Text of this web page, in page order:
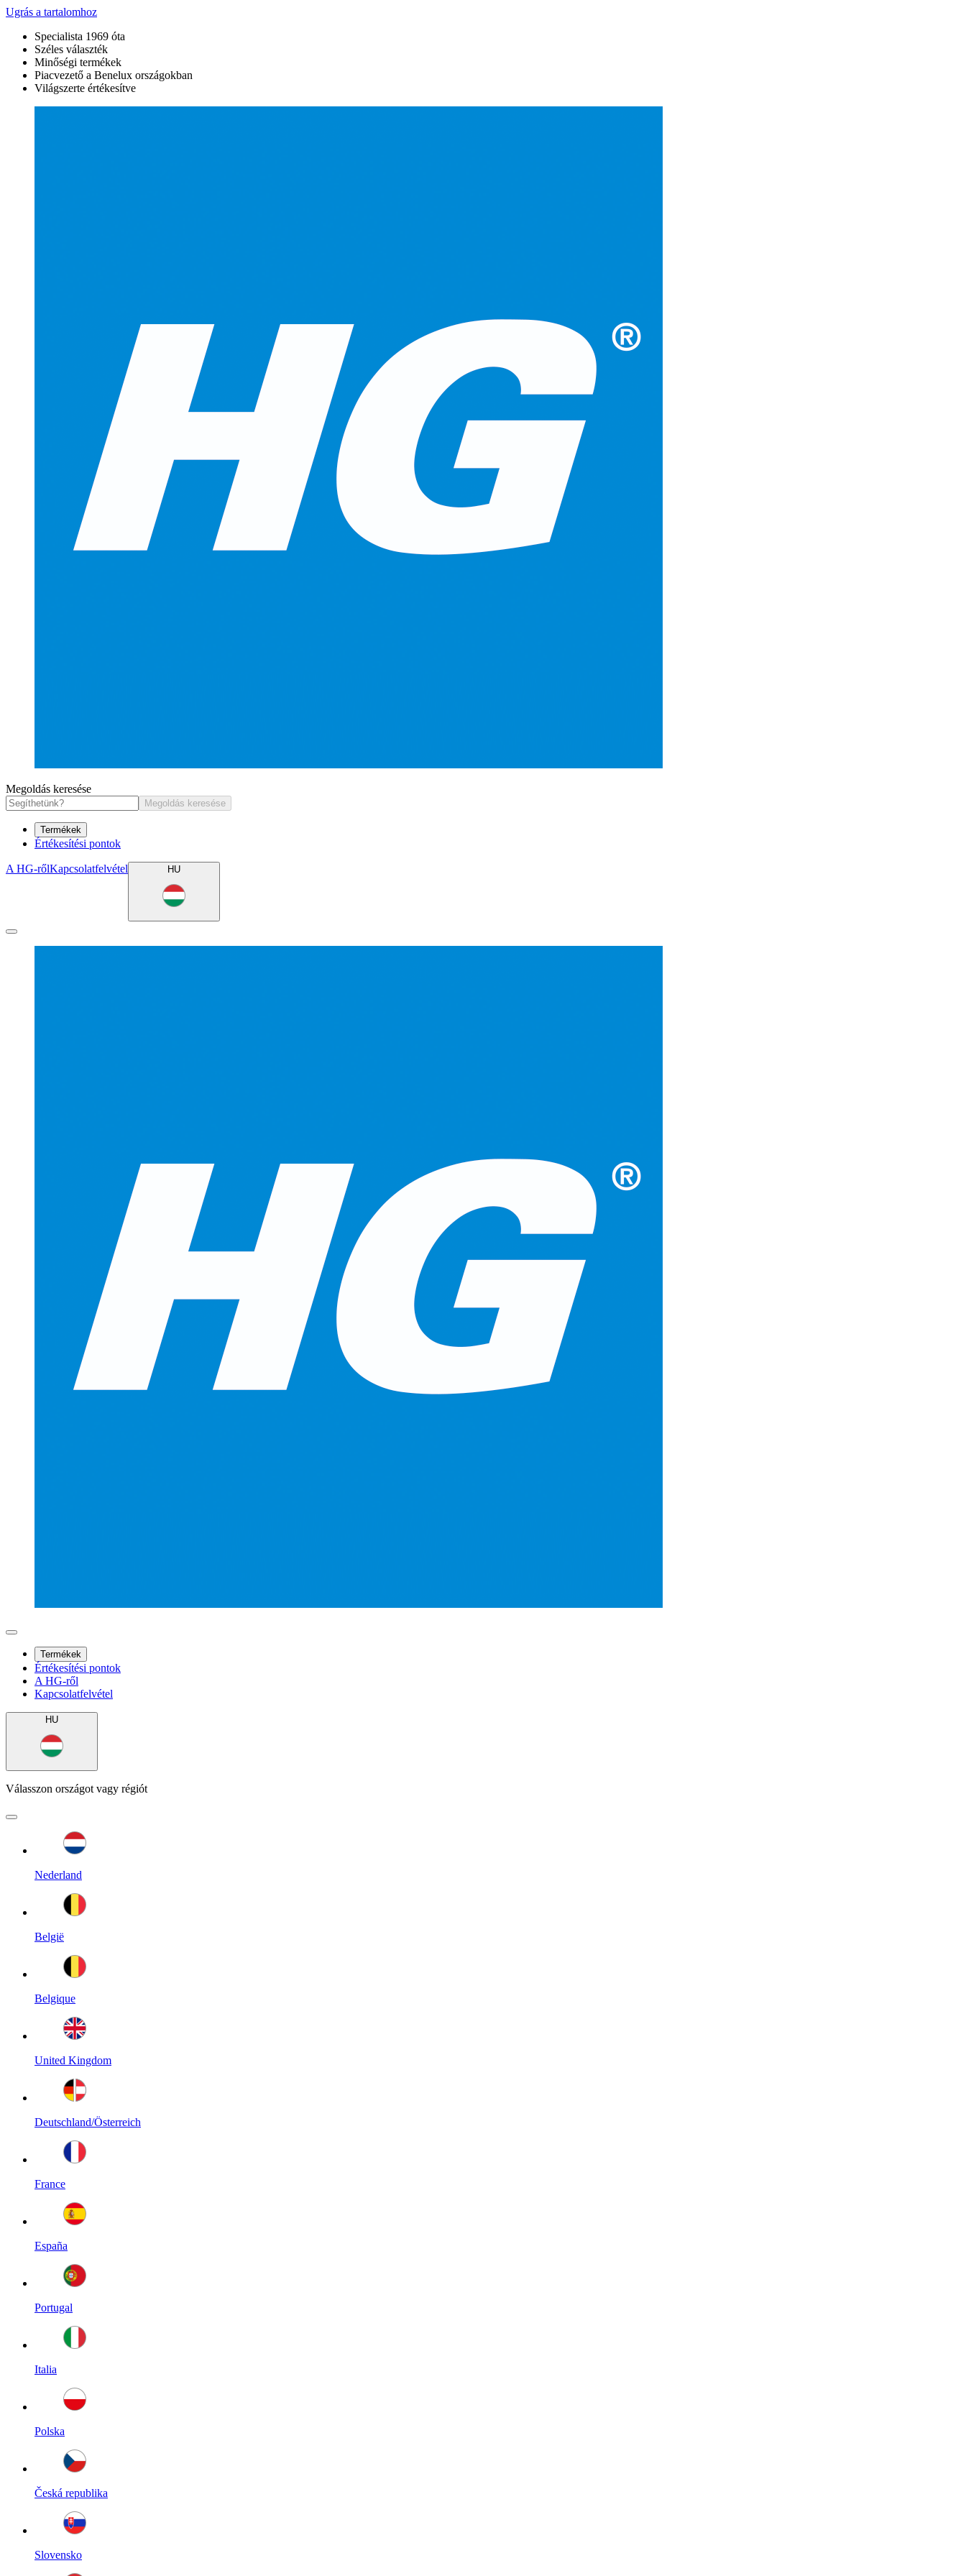
Ugrás a tartalomhoz
Specialista 1969 óta
Széles választék
Minőségi termékek
Piacvezető a Benelux országokban
Világszerte értékesítve
Megoldás keresése
Megoldás keresése
Termékek
Értékesítési pontok
A HG-rőlKapcsolatfelvétel HU
Termékek
Értékesítési pontok
A HG-ről
Kapcsolatfelvétel
HU
Válasszon országot vagy régiót
Nederland
België
Belgique
United Kingdom
Deutschland/Österreich
France
España
Portugal
Italia
Polska
Česká republika
Slovensko